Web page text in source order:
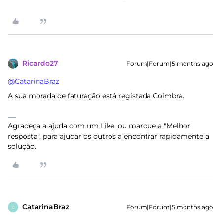
Ricardo27 Forum|Forum|5 months ago
@CatarinaBraz
A sua morada de faturação está registada Coimbra.
Agradeça a ajuda com um Like, ou marque a "Melhor
resposta", para ajudar os outros a encontrar rapidamente a
solução.
C CatarinaBraz Forum|Forum|5 months ago